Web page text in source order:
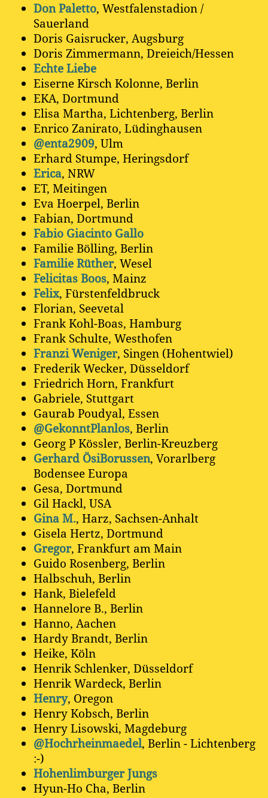
Don Paletto, Westfalenstadion /
Sauerland
Doris Gaisrucker, Augsburg
Doris Zimmermann, Dreieich/Hessen
Echte Liebe
Eiserne Kirsch Kolonne, Berlin
EKA, Dortmund
Elisa Martha, Lichtenberg, Berlin
Enrico Zanirato, Lüdinghausen
@enta2909, Ulm
Erhard Stumpe, Heringsdorf
Erica, NRW
ET, Meitingen
Eva Hoerpel, Berlin
Fabian, Dortmund
Fabio Giacinto Gallo
Familie Bölling, Berlin
Familie Rüther, Wesel
Felicitas Boos, Mainz
Felix, Fürstenfeldbruck
Florian, Seevetal
Frank Kohl-Boas, Hamburg
Frank Schulte, Westhofen
Franzi Weniger, Singen (Hohentwiel)
Frederik Wecker, Düsseldorf
Friedrich Horn, Frankfurt
Gabriele, Stuttgart
Gaurab Poudyal, Essen
@GekonntPlanlos, Berlin
Georg P Kössler, Berlin-Kreuzberg
Gerhard ÖsiBorussen, Vorarlberg
Bodensee Europa
Gesa, Dortmund
Gil Hackl, USA
Gina M., Harz, Sachsen-Anhalt
Gisela Hertz, Dortmund
Gregor, Frankfurt am Main
Guido Rosenberg, Berlin
Halbschuh, Berlin
Hank, Bielefeld
Hannelore B., Berlin
Hanno, Aachen
Hardy Brandt, Berlin
Heike, Köln
Henrik Schlenker, Düsseldorf
Henrik Wardeck, Berlin
Henry, Oregon
Henry Kobsch, Berlin
Henry Lisowski, Magdeburg
@Hochrheinmaedel, Berlin - Lichtenberg
:-)
Hohenlimburger Jungs
Hyun-Ho Cha, Berlin